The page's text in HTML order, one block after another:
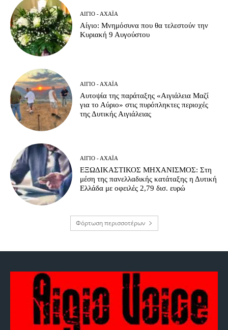
ΑΊΓΙΟ - ΑΧΑΪ́Α
Αίγιο: Μνημόσυνα που θα τελεστούν την
Κυριακή 9 Αυγούστου
ΑΊΓΙΟ - ΑΧΑΪ́Α
Αυτοψία της παράταξης «Αιγιάλεια Μαζί
για το Αύριο» στις πυρόπληκτες περιοχές
της Δυτικής Αιγιάλειας
ΑΊΓΙΟ - ΑΧΑΪ́Α
ΕΞΩΔΙΚΑΣΤΙΚΟΣ ΜΗΧΑΝΙΣΜΟΣ: Στη
μέση της πανελλαδικής κατάταξης η Δυτική
Ελλάδα με οφειλές 2,79 δισ. ευρώ
Φόρτωση περισσοτέρων